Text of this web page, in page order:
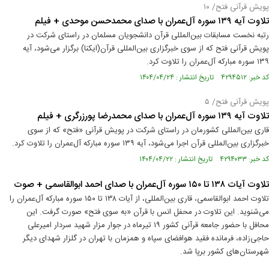
پویش قرآنی فتح/ ۱۰
تلاوت آیه ۱۳۹ سوره آل‌عمران با صدای محمدحسن موحدی + فیلم
رتبه نخست مسابقات بین‌المللی قرآن دانشجویان مسلمان در راستای شرکت در
پویش قرآنی فتح که از سوی خبرگزاری بین‌المللی قرآن(ایکنا) برگزار می‌شود، آیه
۱۳۹ سوره مبارکه آل‌عمران را تلاوت کرد.
کد خبر: ۴۲۹۴۵۱۲ تاریخ انتشار : ۱۴۰۴/۰۴/۲۴
پویش قرآنی فتح/ ۵
تلاوت آیه ۱۳۹ سوره آل‌عمران با صدای محمدرضا پورزرگری + فیلم
قاری بین‌المللی کشورمان در راستای شرکت در پویش قرآنی «فتح» که از سوی
خبرگزاری بین‌المللی قرآن اجرا می‌شود، آیه ۱۳۹ سوره مبارکه آل‌عمران را تلاوت کرد.
کد خبر: ۴۲۹۴۰۳۳ تاریخ انتشار : ۱۴۰۴/۰۴/۲۲
تلاوت آیات ۱۳۸ تا ۱۵۰ سوره آل‌عمران با صدای احمد ابوالقاسمی + صوت
تلاوت احمد ابوالقاسمی، قاری بین‌المللی، از آیات ۱۳۸ تا ۱۵۰ سوره مبارکه آل‌عمران را
می‌شنوید. این تلاوت در محفل انس با قرآن «به سوی فتح» صورت گرفت. این
محافل با حضور جامعه قرآنی کشور ۱۹ تیرماه در جوار مزار شهید سردار امیرعلی
حاجی‌زاده، فرمانده فقید هوافضای سپاه و همزمان با تهران در گلزار شهدای دیگر
شهرستان‌های کشور برپا شد.